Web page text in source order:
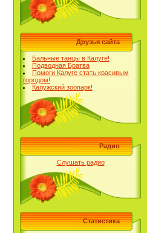
Друзья сайта
Бальные танцы в Калуге!
Подводная Братва
Помоги Калуге стать красивым
городом!
Калужский зоопарк!
Радио
Слушать радио
Статистика